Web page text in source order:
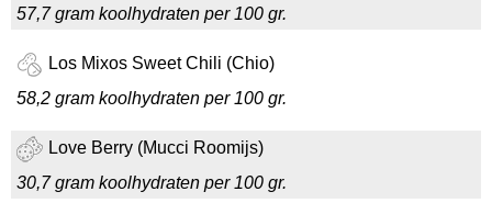
57,7 gram koolhydraten per 100 gr.
Los Mixos Sweet Chili (Chio)
58,2 gram koolhydraten per 100 gr.
Love Berry (Mucci Roomijs)
30,7 gram koolhydraten per 100 gr.